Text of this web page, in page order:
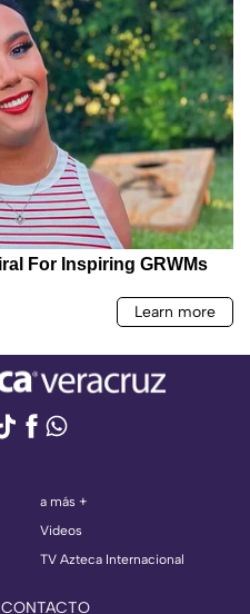
a más +
Videos
TV Azteca Internacional
CONTACTO